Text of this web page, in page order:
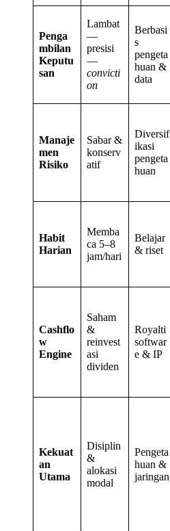
Penga
mbilan
Keputu
san
Lambat
—
presisi
—
convicti
on
Berbasi
s
pengeta
huan &
data
Manaje
men
Risiko
Sabar &
konserv
atif
Diversif
ikasi
pengeta
huan
Habit
Harian
Memba
ca 5–8
jam/hari
Belajar
& riset
Cashflo
w
Engine
Saham
&
reinvest
asi
dividen
Royalti
softwar
e & IP
Kekuat
an
Utama
Disiplin
&
alokasi
modal
Pengeta
huan &
jaringan